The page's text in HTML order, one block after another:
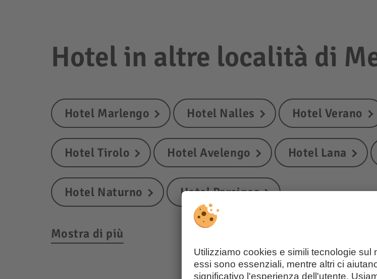
Hotel in altre località di
Hotel Marlengo Hotel Nalles Hotel Verano
Hotel Tirolo Hotel Avelengo Hotel Lana
Hotel Naturno Hotel Parcines
Mostra di più